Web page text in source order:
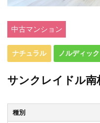
中古マンション
ナチュラル ノルディック
サンクレイドル南
種別